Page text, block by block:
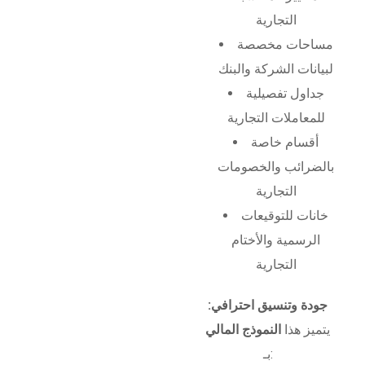
التجارية
مساحات مخصصة
لبيانات الشركة والبنك
جداول تفصيلية
للمعاملات التجارية
أقسام خاصة
بالضرائب والخصومات
التجارية
خانات للتوقيعات
الرسمية والأختام
التجارية
جودة وتنسيق احترافي:
يتميز هذا
النموذج المالي
بـ: